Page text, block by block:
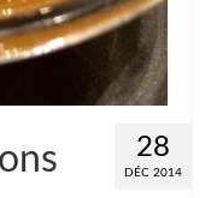
28
DÉC 2014